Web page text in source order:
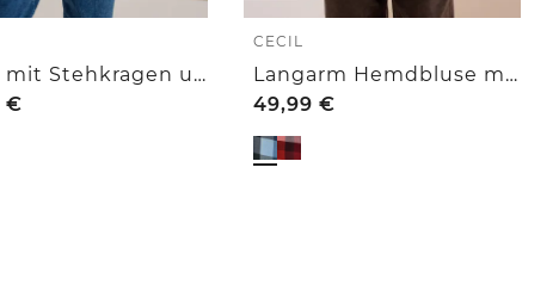
Bluse mit Stehkragen und Zipper
€
CECIL
Langarm Hemdbluse mit Karomuster
49,99 €